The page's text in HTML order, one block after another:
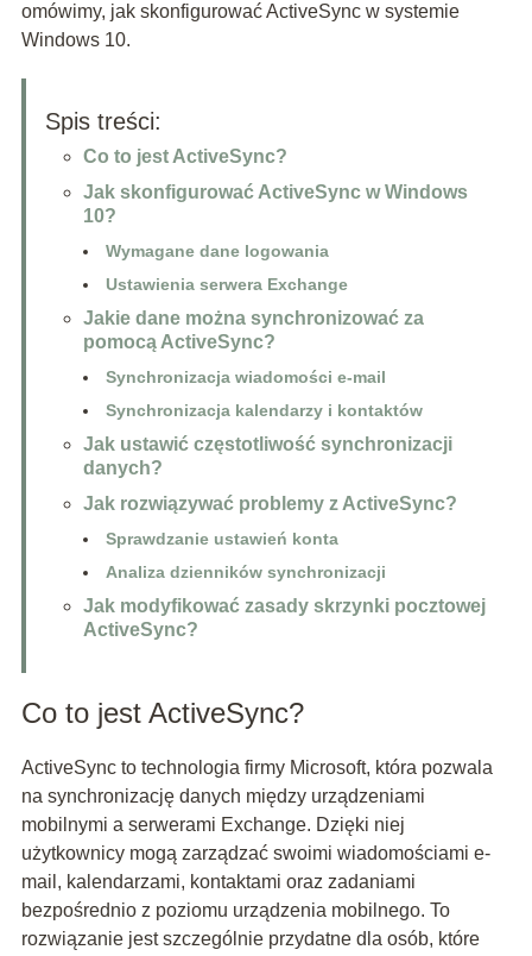
omówimy, jak skonfigurować ActiveSync w systemie
Windows 10.
Spis treści:
Co to jest ActiveSync?
Jak skonfigurować ActiveSync w Windows
10?
Wymagane dane logowania
Ustawienia serwera Exchange
Jakie dane można synchronizować za
pomocą ActiveSync?
Synchronizacja wiadomości e-mail
Synchronizacja kalendarzy i kontaktów
Jak ustawić częstotliwość synchronizacji
danych?
Jak rozwiązywać problemy z ActiveSync?
Sprawdzanie ustawień konta
Analiza dzienników synchronizacji
Jak modyfikować zasady skrzynki pocztowej
ActiveSync?
Co to jest ActiveSync?
ActiveSync to technologia firmy Microsoft, która pozwala
na synchronizację danych między urządzeniami
mobilnymi a serwerami Exchange. Dzięki niej
użytkownicy mogą zarządzać swoimi wiadomościami e-
mail, kalendarzami, kontaktami oraz zadaniami
bezpośrednio z poziomu urządzenia mobilnego. To
rozwiązanie jest szczególnie przydatne dla osób, które